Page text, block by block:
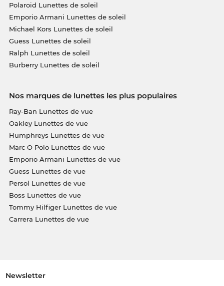
Polaroid Lunettes de soleil
Emporio Armani Lunettes de soleil
Michael Kors Lunettes de soleil
Guess Lunettes de soleil
Ralph Lunettes de soleil
Burberry Lunettes de soleil
Nos marques de lunettes les plus populaires
Ray-Ban Lunettes de vue
Oakley Lunettes de vue
Humphreys Lunettes de vue
Marc O Polo Lunettes de vue
Emporio Armani Lunettes de vue
Guess Lunettes de vue
Persol Lunettes de vue
Boss Lunettes de vue
Tommy Hilfiger Lunettes de vue
Carrera Lunettes de vue
Newsletter